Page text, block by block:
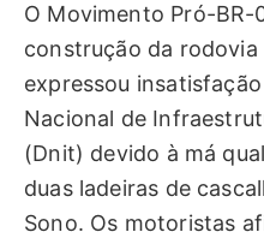
O Movimento Pró-BR-
construção da
expressou
Nacional de
(Dnit) devido à má
duas ladeiras de
Sono. Os motoristas